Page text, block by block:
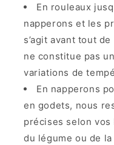
En rouleaux
napperons et les
s’agit avant tout
ne constitue pas
variations de
En napperons
en godets, nous
précises selon
du légume ou de